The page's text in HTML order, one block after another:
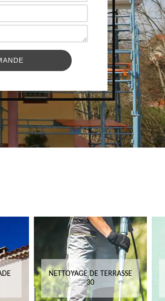
NETTOYAGE DE TERRASSE
30